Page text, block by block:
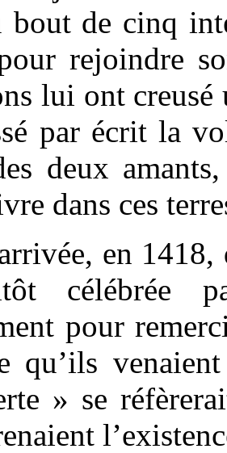
bout de cinq
rejoindre
lui ont creusé
par écrit la
deux
dans ces
en
célébrée
pour
qu’ils
» se